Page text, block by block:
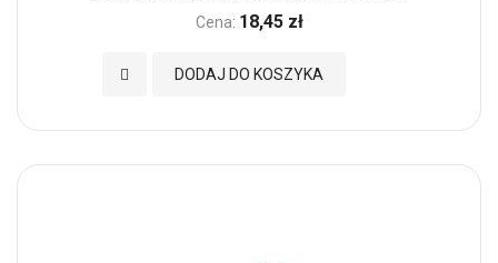
Cena: 18,45 zł
DODAJ DO KOSZYKA
Dodaj do Ulubionych